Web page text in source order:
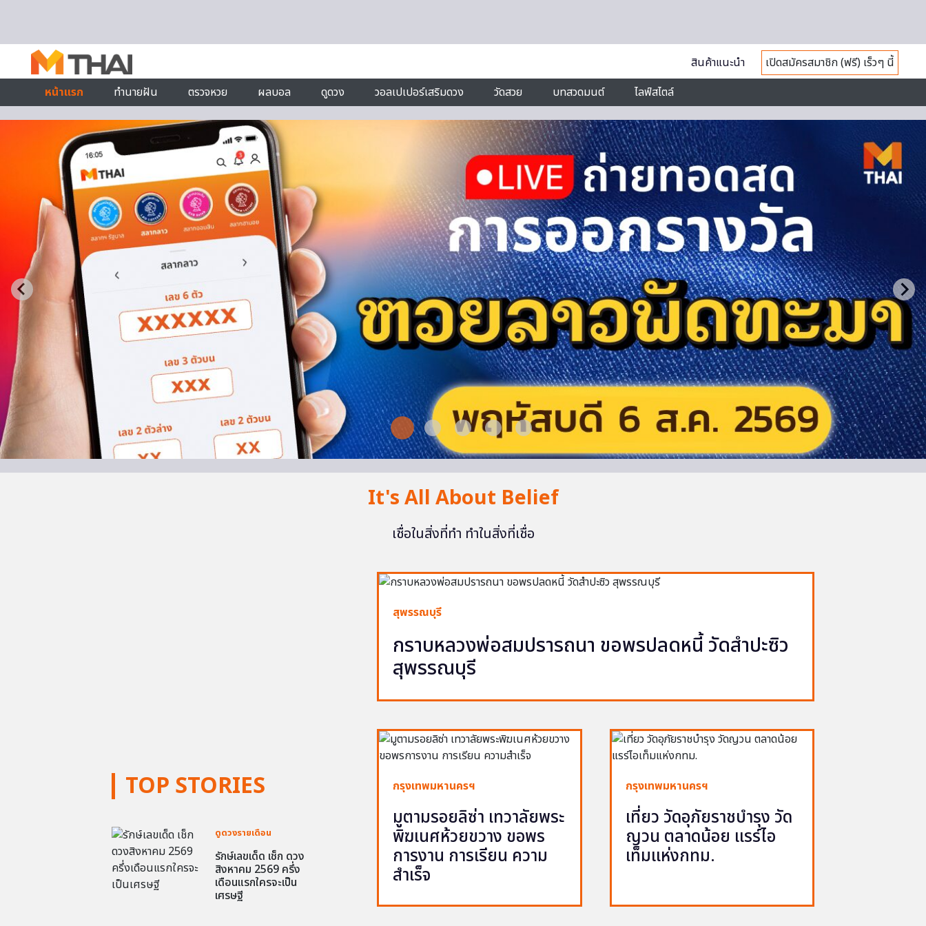
สินค้าแนะนำ
เปิดสมัครสมาชิก (ฟรี) เร็วๆ นี้
หน้าแรก
ทำนายฝัน ตรวจหวย ผลบอล ดูดวง วอลเปเปอร์เสริมดวง วัดสวย บทสวดมนต์ ไลฟ์สไตล์
It's All About Belief
เชื่อในสิ่งที่ทำ ทำในสิ่งที่เชื่อ
TOP STORIES
ดูดวงรายเดือน
รักษ์เลขเด็ด เช็ก ดวง
สิงหาคม 2569 ครึ่ง
เดือนแรกใครจะเป็น
เศรษฐี
สุพรรณบุรี
กราบหลวงพ่อสมปรารถนา ขอพรปลดหนี้ วัดสำปะซิว
สุพรรณบุรี
กรุงเทพมหานครฯ
มูตามรอยลิซ่า เทวาลัยพระ
พิฆเนศห้วยขวาง ขอพร
การงาน การเรียน ความ
สำเร็จ
กรุงเทพมหานครฯ
เที่ยว วัดอุภัยราชบำรุง วัด
ญวน ตลาดน้อย แรร์ไอ
เท็มแห่งกทม.